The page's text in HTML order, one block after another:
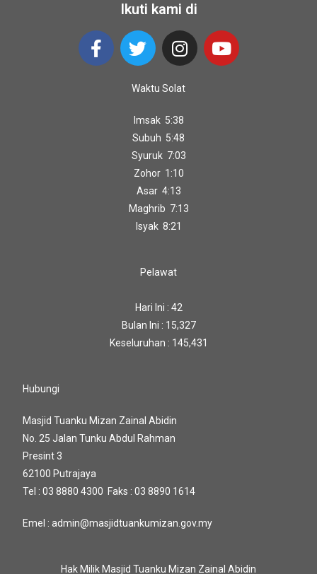
Ikuti kami di
Waktu Solat
Imsak 5:38
Subuh 5:48
Syuruk 7:03
Zohor 1:10
Asar 4:13
Maghrib 7:13
Isyak 8:21
Pelawat
Hari Ini : 42
Bulan Ini : 15,327
Keseluruhan : 145,431
Hubungi
Masjid Tuanku Mizan Zainal Abidin
No. 25 Jalan Tunku Abdul Rahman
Presint 3
62100 Putrajaya
Tel : 03 8880 4300 Faks : 03 8890 1614
Emel : admin@masjidtuankumizan.gov.my
Hak Milik Masjid Tuanku Mizan Zainal Abidin